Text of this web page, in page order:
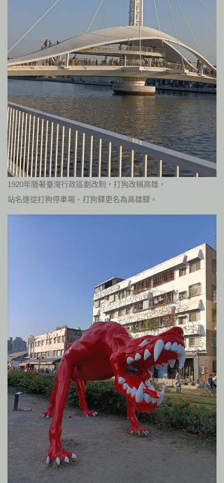
1920年隨著臺灣行政區劃改制，打狗改稱高雄，
站名遂從打狗停車場、打狗驛更名為高雄驛。